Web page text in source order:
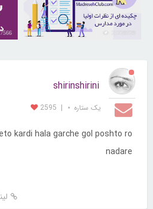
shirinshirini
یک ستاره ⋆ |
2595
kardi hala garche gol poshto ro
nadare